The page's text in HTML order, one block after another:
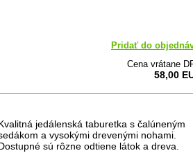
Pridať do
Cena vrátane
58,00
jedálenská taburetka s čalúneným
a vysokými drevenými nohami.
sú rôzne odtiene látok a dreva.